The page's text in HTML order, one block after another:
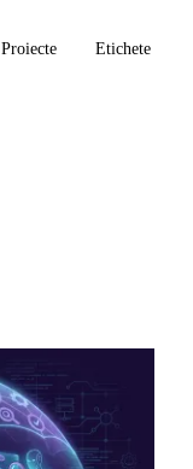
Proiecte Etichete